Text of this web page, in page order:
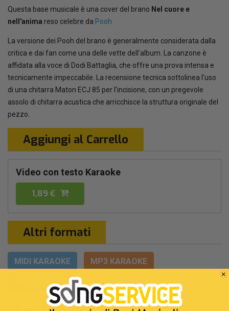
Questa base musicale è una cover del brano Nel cuore e
nell'anima reso celebre da Pooh
La versione dei Pooh del brano è generalmente considerata dalla
critica e dai fan come una delle vette dell'album. La canzone è
affidata alla voce di Dodi Battaglia, che offre una prova intensa e
tecnicamente impeccabile. La recensione tecnica sottolinea l'uso
di una chitarra Maton ECJ 85 per l'incisione, con un pregevole
assolo di chitarra acustica che arricchisce la struttura originale del
pezzo.
Aggiungi al Carrello
Video con testo Karaoke
1,89 €
Altri formati
MIDI KARAOKE
MP3 KARAOKE
MULTITRACCIA